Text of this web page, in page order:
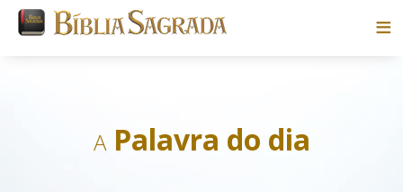
APalavra do dia